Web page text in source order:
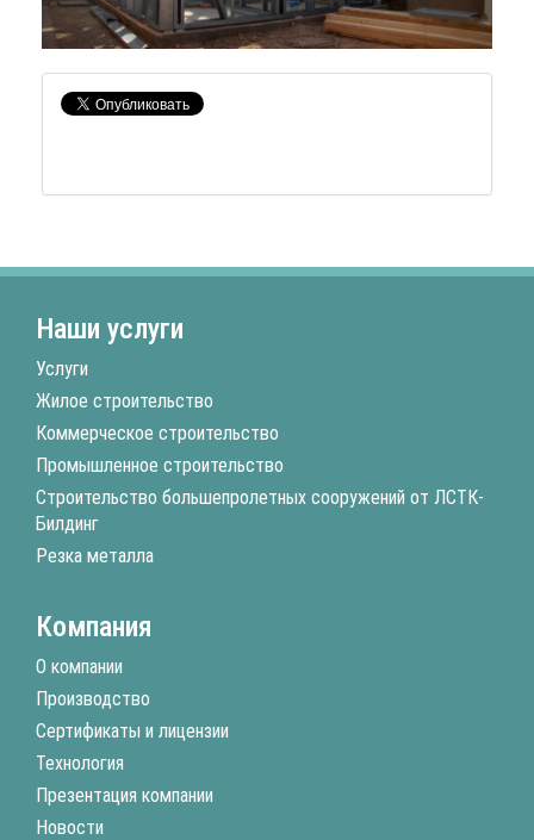
Наши услуги
Услуги
Жилое строительство
Коммерческое строительство
Промышленное строительство
Строительство большепролетных сооружений от ЛСТК-
Билдинг
Резка металла
Компания
О компании
Производство
Сертификаты и лицензии
Технология
Презентация компании
Новости